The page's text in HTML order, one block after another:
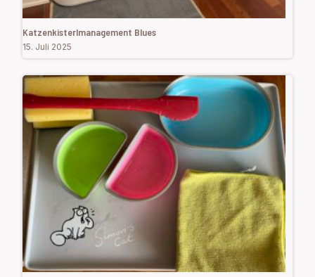
Katzenkisterlmanagement Blues
15. Juli 2025